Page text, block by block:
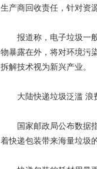
生产商回收责任，针对资
报道称，电子垃圾一般
物暴露在外，将对环境污
拆解技术视为新兴产业。
大陆快递垃圾泛滥 浪
国家邮政局公布数据指
着快递包装带来海量垃圾